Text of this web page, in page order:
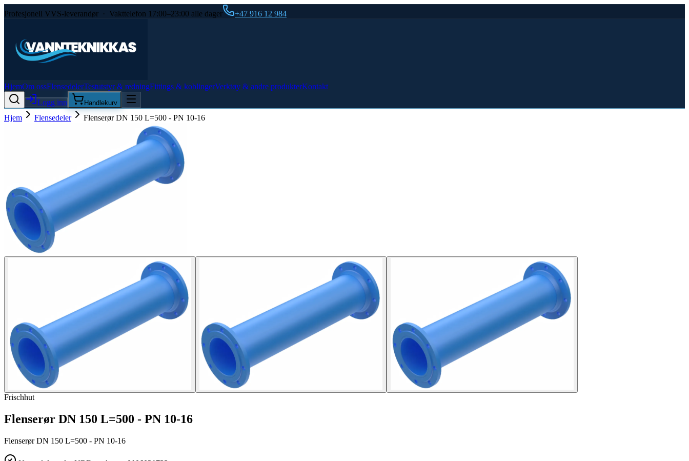
Profesjonell VVS-leverandør · Vakttelefon 17:00–23:00 alle dager +47 916 12 984
HjemOm ossFlensedelerTestutstyr & redningFittings & koblingerVerktøy & andre produkterKontakt
Logg inn
Handlekurv
Hjem Flensedeler Flenserør DN 150 L=500 - PN 10-16
Frischhut
Flenserør DN 150 L=500 - PN 10-16
Flenserør DN 150 L=500 - PN 10-16